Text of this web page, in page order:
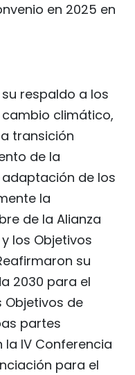
en 2025 en
respaldo a los
climático,
transición
de la
de los
la
de la Alianza
los Objetivos
su
2030 para el
Objetivos de
partes
IV Conferencia
para el